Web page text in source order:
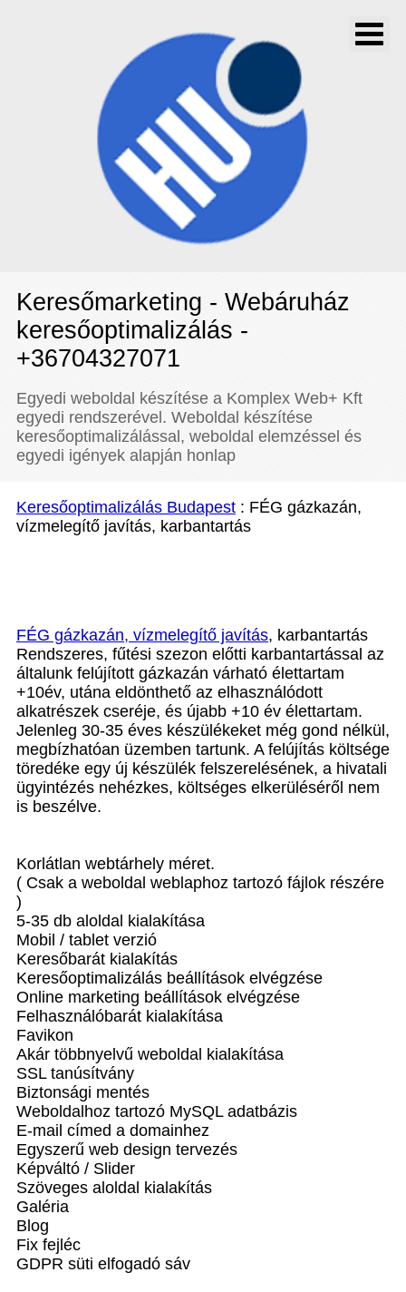
Keresőmarketing - Webáruház
keresőoptimalizálás -
+36704327071
Egyedi weboldal készítése a Komplex Web+ Kft
egyedi rendszerével. Weboldal készítése
keresőoptimalizálással, weboldal elemzéssel és
egyedi igények alapján honlap
Keresőoptimalizálás Budapest : FÉG gázkazán,
vízmelegítő javítás, karbantartás
FÉG gázkazán, vízmelegítő javítás, karbantartás
Rendszeres, fűtési szezon előtti karbantartással az
általunk felújított gázkazán várható élettartam
+10év, utána eldönthető az elhasználódott
alkatrészek cseréje, és újabb +10 év élettartam.
Jelenleg 30-35 éves készülékeket még gond nélkül,
megbízhatóan üzemben tartunk. A felújítás költsége
töredéke egy új készülék felszerelésének, a hivatali
ügyintézés nehézkes, költséges elkerüléséről nem
is beszélve.
Korlátlan webtárhely méret.
( Csak a weboldal weblaphoz tartozó fájlok részére
)
5-35 db aloldal kialakítása
Mobil / tablet verzió
Keresőbarát kialakítás
Keresőoptimalizálás beállítások elvégzése
Online marketing beállítások elvégzése
Felhasználóbarát kialakítása
Favikon
Akár többnyelvű weboldal kialakítása
SSL tanúsítvány
Biztonsági mentés
Weboldalhoz tartozó MySQL adatbázis
E-mail címed a domainhez
Egyszerű web design tervezés
Képváltó / Slider
Szöveges aloldal kialakítás
Galéria
Blog
Fix fejléc
GDPR süti elfogadó sáv